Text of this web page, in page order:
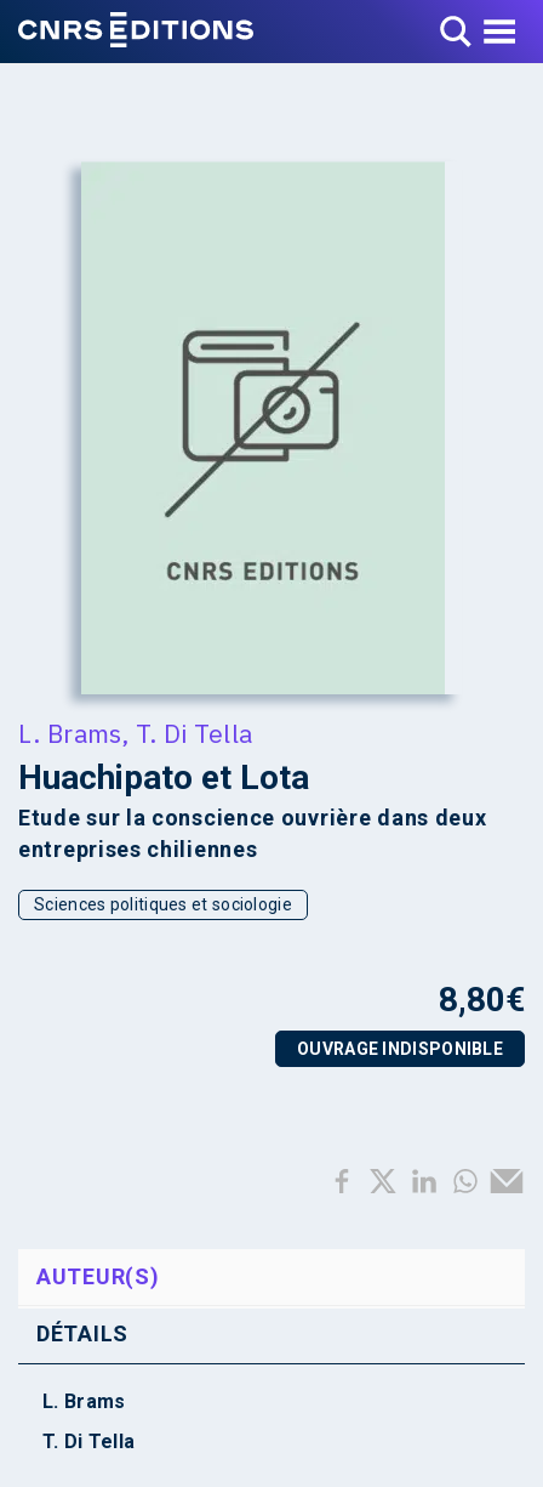
Toggle Menu
L. Brams, T. Di Tella
Huachipato et Lota
Etude sur la conscience ouvrière dans deux
entreprises chiliennes
Sciences politiques et sociologie
8,80€
OUVRAGE INDISPONIBLE
AUTEUR(S)
DÉTAILS
L. Brams
T. Di Tella